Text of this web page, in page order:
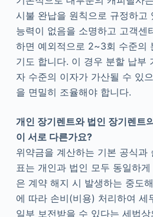
시불 완납을 원칙으로 규정하고
능력이 없음을 소명하고 고객센
하면 예외적으로 2~3회 수준의
기도 합니다. 이 경우 분할 납부
자 수준의 이자가 가산될 수 있
을 면밀히 조율해야 합니다.
개인 장기렌트와 법인 장기렌트
이 서로 다른가요?
위약금을 계산하는 기본 공식과
표는 개인과 법인 모두 동일하
은 계약 해지 시 발생하는 중도
에 따라 손비(비용) 처리하여 세
일부 보전받을 수 있다는 세법